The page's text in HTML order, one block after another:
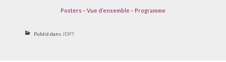
Posters – Vue d’ensemble – Programme
Publié dans JDP7